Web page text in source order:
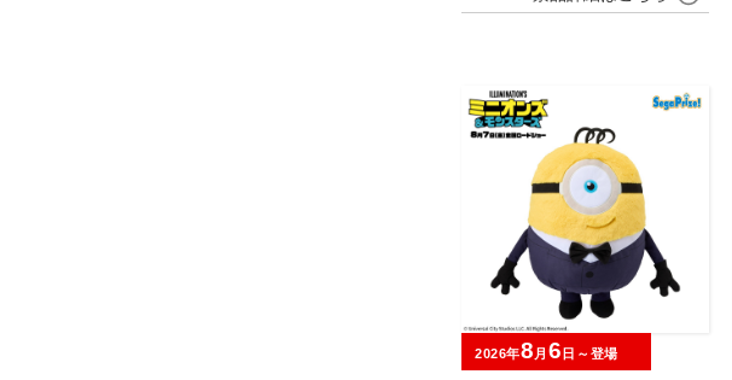
パーボール・マスターボール・
2026年8 月 6 日～登場